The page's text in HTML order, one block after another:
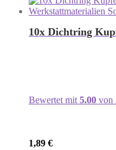
10x Dichtring
Bewertet mit 5.00 von
1,89 €